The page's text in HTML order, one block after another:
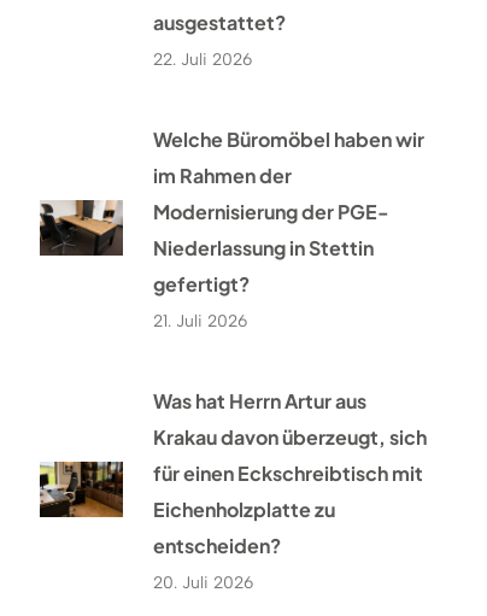
ausgestattet?
22. Juli 2026
Welche Büromöbel haben wir
im Rahmen der
Modernisierung der PGE-
Niederlassung in Stettin
gefertigt?
21. Juli 2026
Was hat Herrn Artur aus
Krakau davon überzeugt, sich
für einen Eckschreibtisch mit
Eichenholzplatte zu
entscheiden?
20. Juli 2026